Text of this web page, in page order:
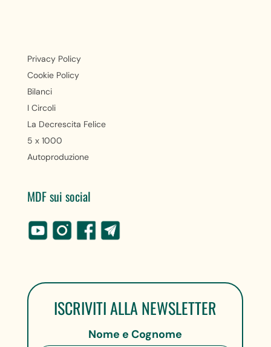
Privacy Policy
Cookie Policy
Bilanci
I Circoli
La Decrescita Felice
5 x 1000
Autoproduzione
MDF sui social
ISCRIVITI ALLA NEWSLETTER
Nome e Cognome